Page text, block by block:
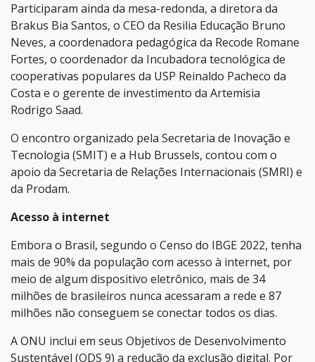
Participaram ainda da mesa-redonda, a diretora da
Brakus Bia Santos, o CEO da Resilia Educação Bruno
Neves, a coordenadora pedagógica da Recode Romane
Fortes, o coordenador da Incubadora tecnológica de
cooperativas populares da USP Reinaldo Pacheco da
Costa e o gerente de investimento da Artemisia
Rodrigo Saad.
O encontro organizado pela Secretaria de Inovação e
Tecnologia (SMIT) e a Hub Brussels, contou com o
apoio da Secretaria de Relações Internacionais (SMRI) e
da Prodam.
Acesso à internet
Embora o Brasil, segundo o Censo do IBGE 2022, tenha
mais de 90% da população com acesso à internet, por
meio de algum dispositivo eletrônico, mais de 34
milhões de brasileiros nunca acessaram a rede e 87
milhões não conseguem se conectar todos os dias.
A ONU inclui em seus Objetivos de Desenvolvimento
Sustentável (ODS 9) a redução da exclusão digital. Por